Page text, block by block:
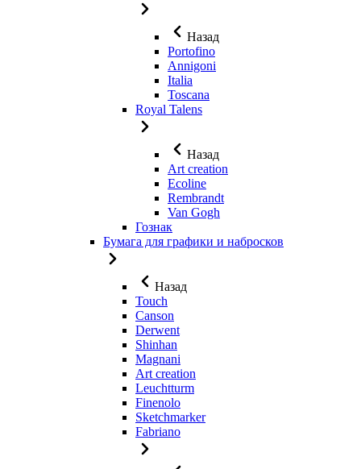
Назад
Portofino
Annigoni
Italia
Toscana
Royal Talens
Назад
Art creation
Ecoline
Rembrandt
Van Gogh
Гознак
Бумага для графики и набросков
Назад
Touch
Canson
Derwent
Shinhan
Magnani
Art creation
Leuchtturm
Finenolo
Sketchmarker
Fabriano